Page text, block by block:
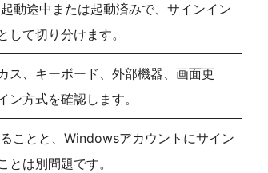
動途中または起動済みで、サインイン
して切り分けます。
ス、キーボード、外部機器、画面更
ン方式を確認します。
ことと、Windowsアカウントにサイン
とは別問題です。